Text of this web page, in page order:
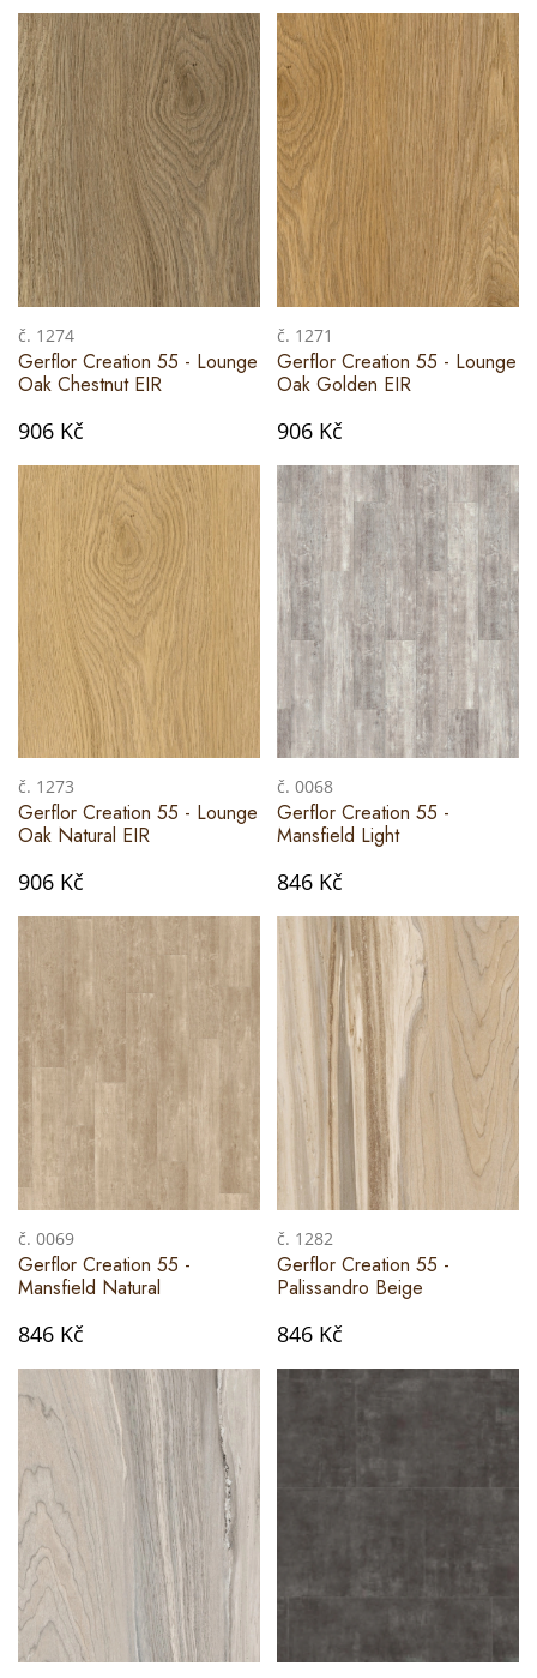
č. 1274
Gerflor Creation 55 - Lounge
Oak Chestnut EIR
906 Kč
č. 1271
Gerflor Creation 55 - Lounge
Oak Golden EIR
906 Kč
č. 1273
Gerflor Creation 55 - Lounge
Oak Natural EIR
906 Kč
č. 0068
Gerflor Creation 55 -
Mansfield Light
846 Kč
č. 0069
Gerflor Creation 55 -
Mansfield Natural
846 Kč
č. 1282
Gerflor Creation 55 -
Palissandro Beige
846 Kč